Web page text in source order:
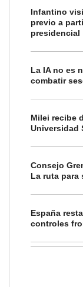
Infantino
previo a
presidencial
La IA no es
combatir
Milei recibe
Universidad
Consejo
La ruta para
España
controles